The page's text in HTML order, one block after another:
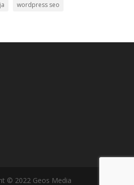
wordpress seo
© 2022 Geos Media